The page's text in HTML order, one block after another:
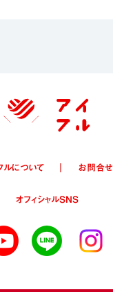
ルについて お問合せ
オフィシャルSNS